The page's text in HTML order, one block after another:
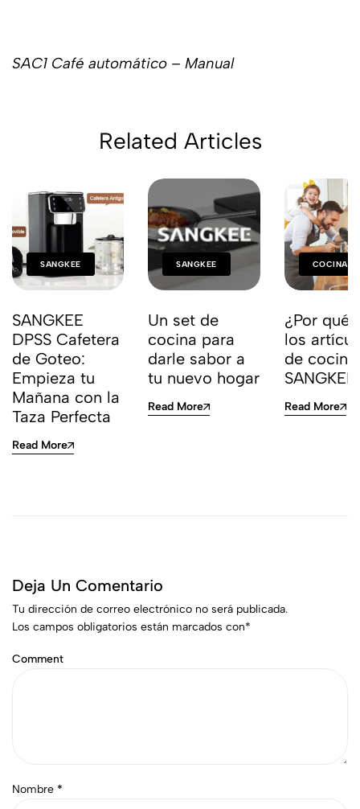
SAC1 Café automático – Manual
Related Articles
SANGKEE
SANGKEE
DPSS Cafetera
de Goteo:
Empieza tu
Mañana con la
Taza Perfecta
Read More
SANGKEE
Un set de
cocina para
darle sabor a
tu nuevo hogar
Read More
COCINA
¿Por qué
los
de
Read More
Deja Un Comentario
Tu dirección de correo electrónico no será publicada.
Los campos obligatorios están marcados con*
Comment
Nombre *